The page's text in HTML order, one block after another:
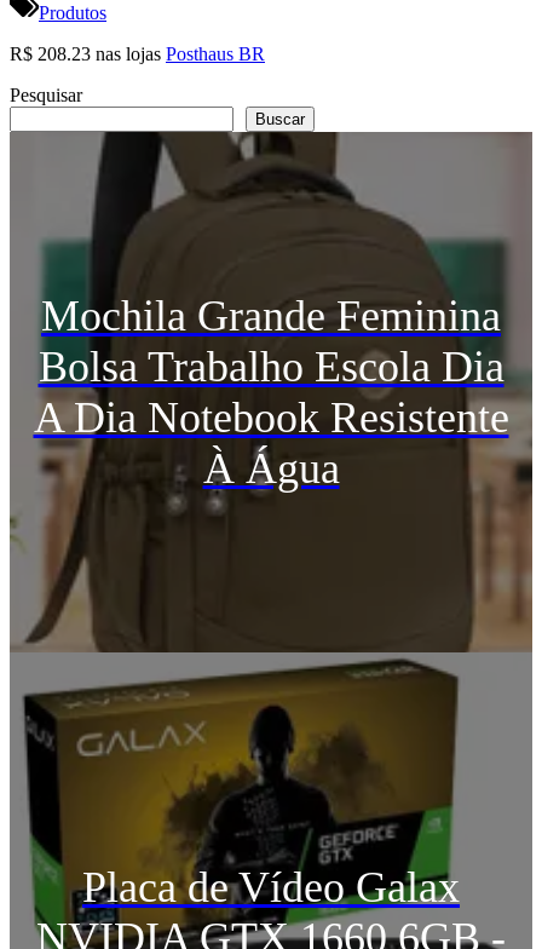
Produtos
R$ 208.23 nas lojas Posthaus BR
Pesquisar
Buscar
Mochila Grande Feminina
Bolsa Trabalho Escola Dia
A Dia Notebook Resistente
À Água
Placa de Vídeo Galax
NVIDIA GTX 1660 6GB -